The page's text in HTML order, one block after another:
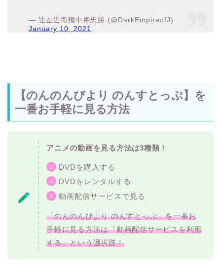
— 辻左近衛権中将忠勝 (@DarkEmpireofJ)
January 10, 2021
【のんのんびより のんすとっぷ】を
一番お手軽に見る方法
アニメの動画を見る方法は3種類！
DVDを購入する
DVDをレンタルする
動画配信サービスで見る
「のんのんびより のんすとっぷ」を一番お
手軽に見る方法は「動画配信サービスを利用
する」という選択肢！